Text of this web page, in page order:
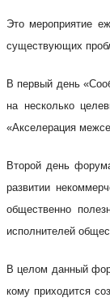
Это мероприятие
существующих
В первый день
на несколько
«Акселерация
Второй день
развитии
общественно
исполнителей
В целом данный
кому приходится